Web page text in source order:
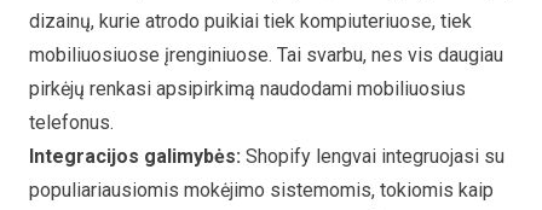
dizainų, kurie atrodo puikiai tiek kompiuteriuose, tiek
mobiliuosiuose įrenginiuose. Tai svarbu, nes vis daugiau
pirkėjų renkasi apsipirkimą naudodami mobiliuosius
telefonus.
Integracijos galimybės: Shopify lengvai integruojasi su
populiariausiomis mokėjimo sistemomis, tokiomis kaip